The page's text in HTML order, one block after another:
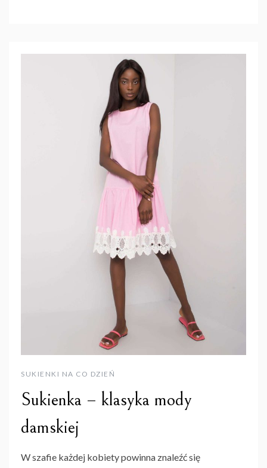
SUKIENKI NA CO DZIEŃ
Sukienka – klasyka mody
damskiej
W szafie każdej kobiety powinna znaleźć się